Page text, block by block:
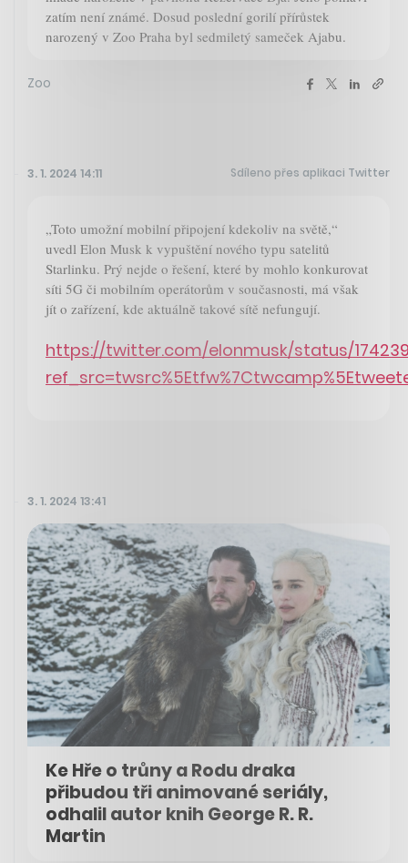
zatím není známé. Dosud poslední gorilí přírůstek
narozený v Zoo Praha byl sedmiletý sameček Ajabu.
Zoo
3. 1. 2024 14:11 Sdíleno přes aplikaci Twitter
„Toto umožní mobilní připojení kdekoliv na světě,“
uvedl Elon Musk k vypuštění nového typu satelitů
Starlinku. Prý nejde o řešení, které by mohlo konkurovat
síti 5G či mobilním operátorům v současnosti, má však
jít o zařízení, kde aktuálně takové sítě nefungují.
https://twitter.com/elonmusk/status/
3. 1. 2024 13:41
Ke Hře o trůny a Rodu draka
přibudou tři animované seriály,
odhalil autor knih George R. R.
Martin